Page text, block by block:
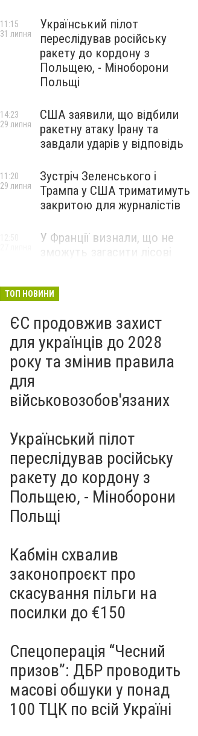
Український пілот
переслідував російську
ракету до кордону з
Польщею, - Міноборони
Польщі
11:15
31 липня
США заявили, що відбили
ракетну атаку Ірану та
завдали ударів у відповідь
14:23
29 липня
Зустріч Зеленського і
Трампа у США триматимуть
закритою для журналістів
11:20
29 липня
У Франції визнали, що не
ТОП НОВИНИ
ЄС продовжив захист
для українців до 2028
року та змінив правила
для
військовозобов'язаних
Український пілот
переслідував російську
ракету до кордону з
Польщею, - Міноборони
Польщі
Кабмін схвалив
законопроєкт про
скасування пільги на
посилки до €150
Спецоперація “Чесний
призов”: ДБР проводить
масові обшуки у понад
100 ТЦК по всій Україні